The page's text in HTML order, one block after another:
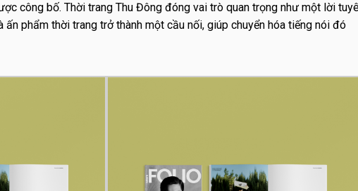
công bố. Thời trang Thu Đông đóng vai trò quan trọng như một lời
ấn phẩm thời trang trở thành một cầu nối, giúp chuyển hóa tiếng nói đó